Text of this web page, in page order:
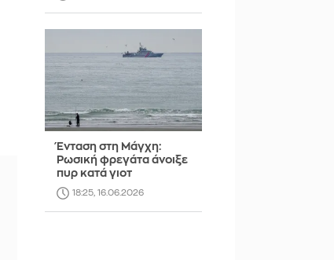
Ένταση στη Μάγχη:
Ρωσική φρεγάτα άνοιξε
πυρ κατά γιοτ
18:25, 16.06.2026